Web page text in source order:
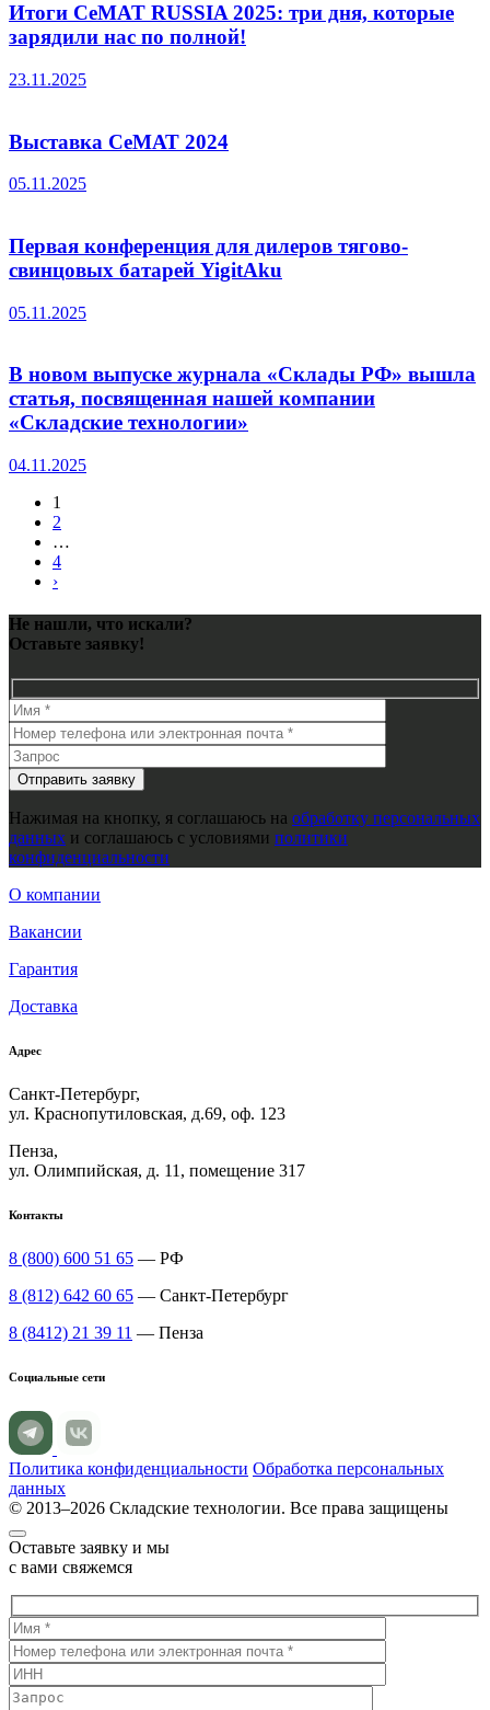
Итоги CeMAT RUSSIA 2025: три дня, которые
зарядили нас по полной!
23.11.2025
Выставка СеМАТ 2024
05.11.2025
Первая конференция для дилеров тягово-
свинцовых батарей YigitAku
05.11.2025
В новом выпуске журнала «Склады РФ» вышла
статья, посвященная нашей компании
«Складские технологии»
04.11.2025
1
2
…
4
›
Не нашли, что искали?
Оставьте заявку!
Нажимая на кнопку, я соглашаюсь на обработку персональных
данных и соглашаюсь с условиями политики
конфиденциальности
О компании
Вакансии
Гарантия
Доставка
Адрес
Санкт-Петербург,
ул. Краснопутиловская, д.69, оф. 123
Пенза,
ул. Олимпийская, д. 11, помещение 317
Контакты
8 (800) 600 51 65 — РФ
8 (812) 642 60 65 — Санкт-Петербург
8 (8412) 21 39 11 — Пенза
Социальные сети
Политика конфиденциальности Обработка персональных
данных
© 2013–2026 Складские технологии. Все права защищены
Оставьте заявку и мы
с вами свяжемся